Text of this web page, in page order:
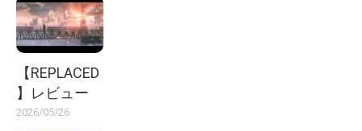
【REPLACED
】レビュー
2026/05/26